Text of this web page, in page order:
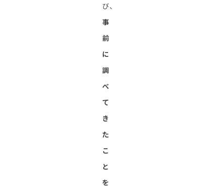
び、
事
前
に
調
べ
て
き
た
こ
と
を